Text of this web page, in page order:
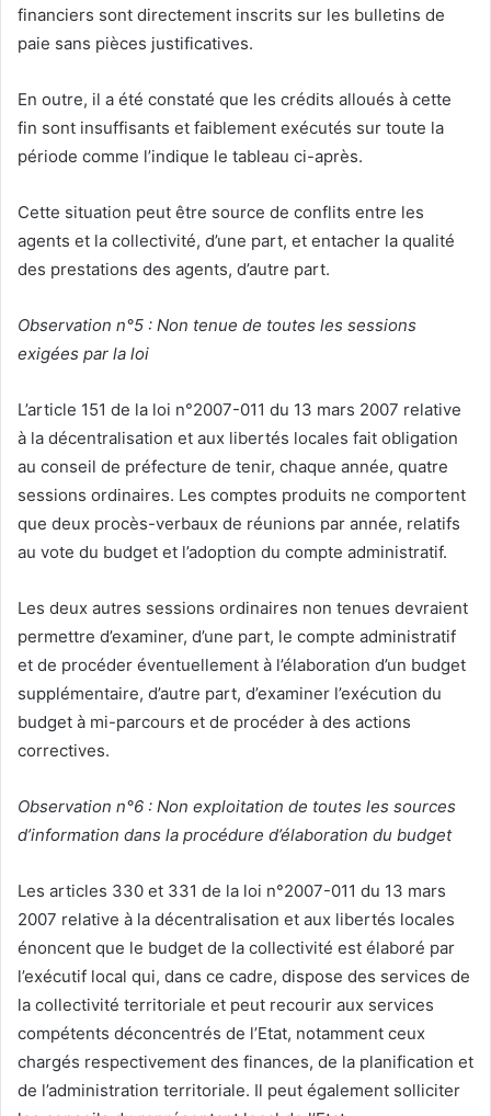
financiers sont directement inscrits sur les bulletins de
paie sans pièces justificatives.
En outre, il a été constaté que les crédits alloués à cette
fin sont insuffisants et faiblement exécutés sur toute la
période comme l’indique le tableau ci-après.
Cette situation peut être source de conflits entre les
agents et la collectivité, d’une part, et entacher la qualité
des prestations des agents, d’autre part.
Observation n°5 : Non tenue de toutes les sessions
exigées par la loi
L’article 151 de la loi n°2007-011 du 13 mars 2007 relative
à la décentralisation et aux libertés locales fait obligation
au conseil de préfecture de tenir, chaque année, quatre
sessions ordinaires. Les comptes produits ne comportent
que deux procès-verbaux de réunions par année, relatifs
au vote du budget et l’adoption du compte administratif.
Les deux autres sessions ordinaires non tenues devraient
permettre d’examiner, d’une part, le compte administratif
et de procéder éventuellement à l’élaboration d’un budget
supplémentaire, d’autre part, d’examiner l’exécution du
budget à mi-parcours et de procéder à des actions
correctives.
Observation n°6 : Non exploitation de toutes les sources
d’information dans la procédure d’élaboration du budget
Les articles 330 et 331 de la loi n°2007-011 du 13 mars
2007 relative à la décentralisation et aux libertés locales
énoncent que le budget de la collectivité est élaboré par
l’exécutif local qui, dans ce cadre, dispose des services de
la collectivité territoriale et peut recourir aux services
compétents déconcentrés de l’Etat, notamment ceux
chargés respectivement des finances, de la planification et
de l’administration territoriale. Il peut également solliciter